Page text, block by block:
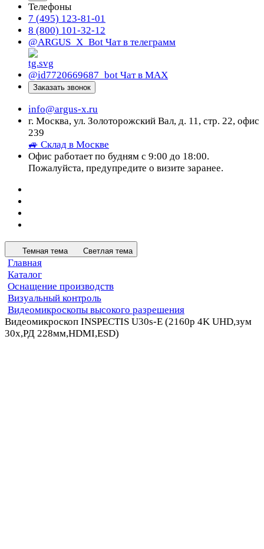
Телефоны
7 (495) 123-81-01
8 (800) 101-32-12
@ARGUS_X_Bot Чат в телеграмм
@id7720669687_bot Чат в МАХ
Заказать звонок
info@argus-x.ru
г. Москва, ул. Золоторожский Вал, д. 11, стр. 22, офис
239
🚙 Склад в Москве
Офис работает по будням с 9:00 до 18:00.
Пожалуйста, предупредите о визите заранее.
Темная тема Светлая тема
Главная
Каталог
Оснащение производств
Визуальный контроль
Видеомикроскопы высокого разрешения
Видеомикроскоп INSPECTIS U30s-E (2160p 4K UHD,зум
30x,РД 228мм,HDMI,ESD)